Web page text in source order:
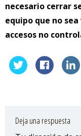
necesario cerrar
equipo que no
accesos no
Deja una respuesta